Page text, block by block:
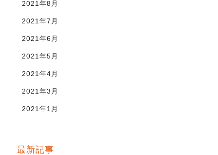
2021年8月
2021年7月
2021年6月
2021年5月
2021年4月
2021年3月
2021年1月
最新記事